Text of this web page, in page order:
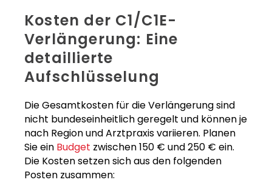
Kosten der C1/C1E-
Verlängerung: Eine
detaillierte
Aufschlüsselung
Die Gesamtkosten für die Verlängerung sind
nicht bundeseinheitlich geregelt und können je
nach Region und Arztpraxis variieren. Planen
Sie ein Budget zwischen 150 € und 250 € ein.
Die Kosten setzen sich aus den folgenden
Posten zusammen: